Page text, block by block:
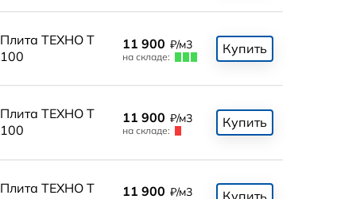
Плита ТЕХНО Т
100
11 900 ₽/м3
на складе:
Купить
Плита ТЕХНО Т
100
11 900 ₽/м3
на складе:
Купить
Плита ТЕХНО Т
11 900 ₽/м3